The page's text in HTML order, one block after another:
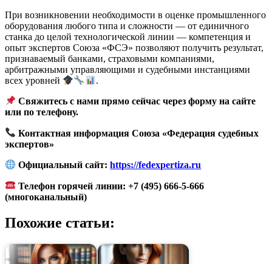
При возникновении необходимости в оценке промышленного
оборудования любого типа и сложности — от единичного
станка до целой технологической линии — компетенция и
опыт экспертов Союза «ФСЭ» позволяют получить результат,
признаваемый банками, страховыми компаниями,
арбитражными управляющими и судебными инстанциями
всех уровней
.
Свяжитесь с нами прямо сейчас через форму на сайте
или по телефону.
Контактная информация Союза «Федерация судебных
экспертов»
Официальный сайт: https://fedexpertiza.ru
Телефон горячей линии: +7 (495) 666-5-666
(многоканальный)
Похожие статьи: